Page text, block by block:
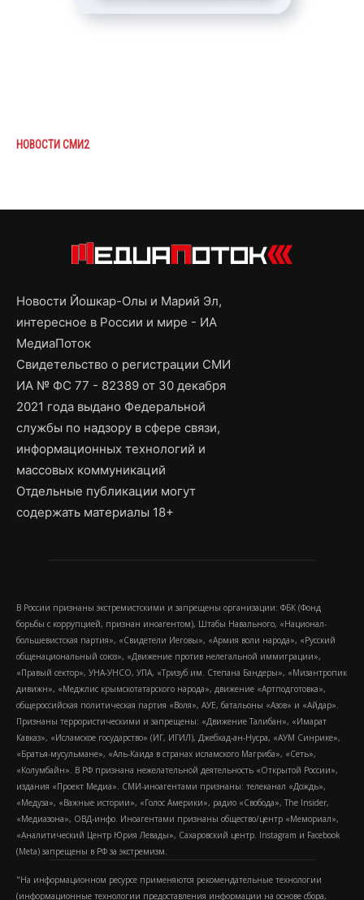
НОВОСТИ СМИ2
Новости Йошкар-Олы и Марий Эл,
интересное в России и мире - ИА
МедиаПоток
Свидетельство о регистрации СМИ
ИА № ФС 77 - 82389 от 30 декабря
2021 года выдано Федеральной
службы по надзору в сфере связи,
информационных технологий и
массовых коммуникаций
Отдельные публикации могут
содержать материалы 18+
В России признаны экстремистскими и запрещены организации: ФБК (Фонд
борьбы с коррупцией, признан иноагентом), Штабы Навального, «Национал-
большевистская партия», «Свидетели Иеговы», «Армия воли народа», «Русский
общенациональный союз», «Движение против нелегальной иммиграции»,
«Правый сектор», УНА-УНСО, УПА, «Тризуб им. Степана Бандеры», «Мизантропик
дивижн», «Меджлис крымскотатарского народа», движение «Артподготовка»,
общероссийская политическая партия «Воля», АУЕ, батальоны «Азов» и «Айдар».
Признаны террористическими и запрещены: «Движение Талибан», «Имарат
Кавказ», «Исламское государство» (ИГ, ИГИЛ), Джебхад-ан-Нусра, «АУМ Синрике»,
«Братья-мусульмане», «Аль-Каида в странах исламского Магриба», «Сеть»,
«Колумбайн». В РФ признана нежелательной деятельность «Открытой России»,
издания «Проект Медиа». СМИ-иноагентами признаны: телеканал «Дождь»,
«Медуза», «Важные истории», «Голос Америки», радио «Свобода», The Insider,
«Медиазона», ОВД-инфо. Иноагентами признаны общество/центр «Мемориал»,
«Аналитический Центр Юрия Левады», Сахаровский центр. Instagram и Facebook
(Metа) запрещены в РФ за экстремизм.
"На информационном ресурсе применяются рекомендательные технологии
(информационные технологии предоставления информации на основе сбора,